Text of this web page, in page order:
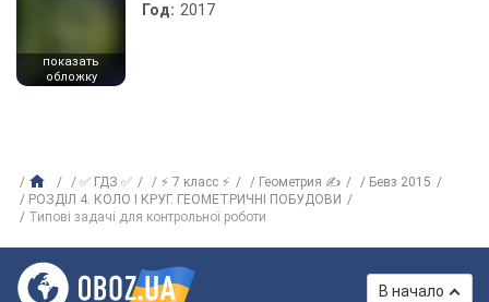
показать
обложку
Год: 2017
✅ ГДЗ ✅ ⚡ 7 класс ⚡ Геометрия ✍
Бевз 2015
РОЗДІЛ 4. КОЛО І КРУГ. ГЕОМЕТРИЧНІ ПОБУДОВИ
Типові задачі для контрольної роботи
В начало